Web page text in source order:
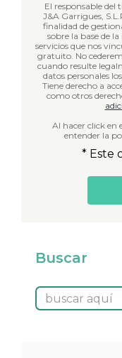
El responsable del
J&A Garrigues, S.L.P. (Garrigues), quien los tratará
finalidad de
sobre la base de
servicios que nos
gratuito. No
cuando resulte
datos personales
Tiene derecho a
como otros
Al hacer click en
entender la
* Este
Buscar